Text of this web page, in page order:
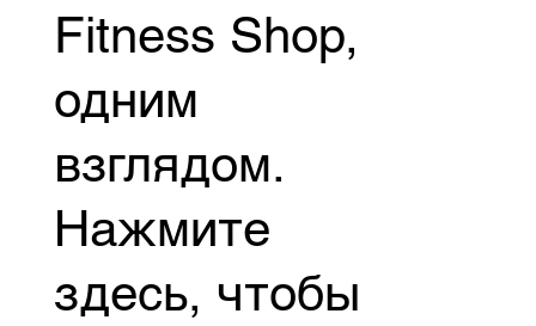
Fitness Shop,
одним
взглядом.
Нажмите
здесь, чтобы